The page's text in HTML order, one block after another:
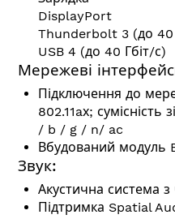
DisplayPort
Thunderbolt 3 (до 40
USB 4 (до 40 Гбіт/с)
Мережеві
Підключення до
802.11aх; сумісність
/ b / g / n/ ac
Вбудований модуль
Звук:
Акустична система
Підтримка Spatial